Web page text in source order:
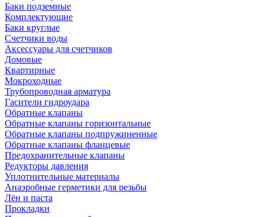
Баки подземные
Комплектующие
Баки круглые
Счетчики воды
Аксессуары для счетчиков
Домовые
Квартирные
Мокроходные
Трубопроводная арматура
Гасители гидроудара
Обратные клапаны
Обратные клапаны горизонтальные
Обратные клапаны подпружиненные
Обратные клапаны фланцевые
Предохранительные клапаны
Редукторы давления
Уплотнительные материалы
Анаэробные герметики для резьбы
Лён и паста
Прокладки